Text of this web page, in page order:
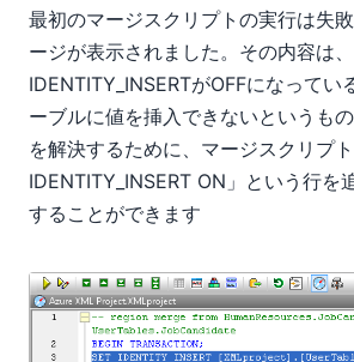
最初のマージスクリプトの実行は失
ージが表示されました。その内容は
IDENTITY_INSERTがOFFになってい
ーブルに値を挿入できないというも
を解決するために、マージスクリプ
IDENTITY_INSERT ON」という行を
することができます